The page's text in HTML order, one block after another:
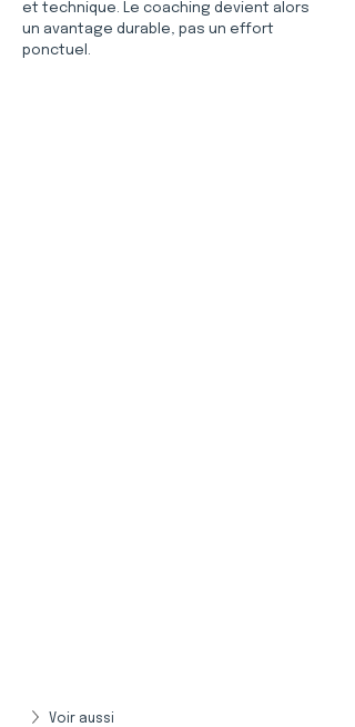
et technique. Le coaching devient alors
un avantage durable, pas un effort
ponctuel.
Voir aussi